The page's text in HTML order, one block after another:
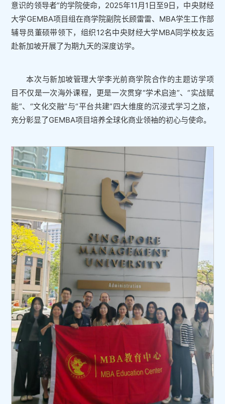
意识的领导者”的学院使命，2025年11月1日至9日，中央财经
大学GEMBA项目组在商学院副院长顾雷雷、MBA学生工作部
辅导员董硕带领下，组织12名中央财经大学MBA同学校友远
赴新加坡开展了为期九天的深度访学。
本次与新加坡管理大学李光前商学院合作的主题访学项
目不仅是一次海外课程，更是一次贯穿“学术启迪”、“实战赋
能”、“文化交融”与“平台共建”四大维度的沉浸式学习之旅，
充分彰显了GEMBA项目培养全球化商业领袖的初心与使命。